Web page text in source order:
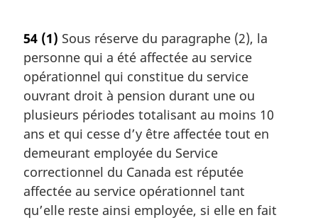
54 (1) Sous réserve du paragraphe (2), la
personne qui a été affectée au service
opérationnel qui constitue du service
ouvrant droit à pension durant une ou
plusieurs périodes totalisant au moins 10
ans et qui cesse d’y être affectée tout en
demeurant employée du Service
correctionnel du Canada est réputée
affectée au service opérationnel tant
qu’elle reste ainsi employée, si elle en fait